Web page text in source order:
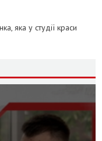
яка у студії краси